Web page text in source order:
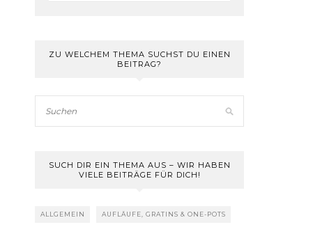
ZU WELCHEM THEMA SUCHST DU EINEN
BEITRAG?
SUCH DIR EIN THEMA AUS – WIR HABEN
VIELE BEITRÄGE FÜR DICH!
ALLGEMEIN AUFLÄUFE, GRATINS & ONE-POTS